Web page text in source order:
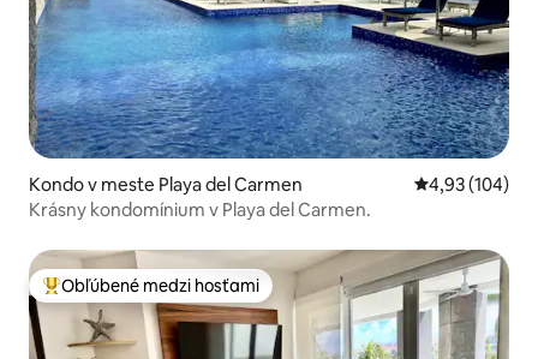
Kondo v meste Playa del Carmen Priemerné
4,93 (104)
Krásny kondomínium v Playa del Carmen.
Najobľúbenejšie medzi hosťami
Obľúbené medzi hosťami